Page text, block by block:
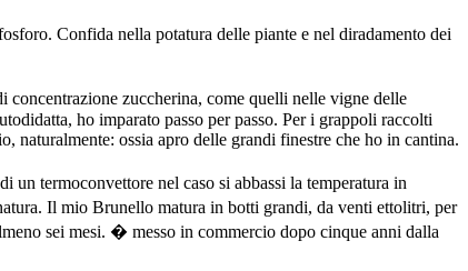
Confida nella potatura delle piante e nel diradamento dei
zuccherina, come quelli nelle vigne delle
ho imparato passo per passo. Per i grappoli raccolti
naturalmente: ossia apro delle grandi finestre che ho in cantina.
termoconvettore nel caso si abbassi la temperatura in
Il mio Brunello matura in botti grandi, da venti ettolitri, per
sei mesi. � messo in commercio dopo cinque anni dalla